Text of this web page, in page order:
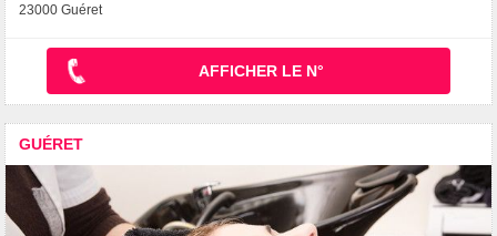
23000 Guéret
AFFICHER LE N°
GUÉRET